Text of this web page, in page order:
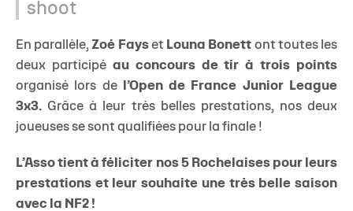
shoot
En parallèle,Zoé Fayset Louna Bonett ont toutes les
deux participé au concours de tir à trois points
organisé lors de
l’Open de France Junior League
3x3. Grâce à leur très belles prestations, nos deux
joueuses se sont qualifiées pour la finale !
L’Asso tient à féliciter nos 5 Rochelaises pour leurs
prestations et leur souhaite une très belle saison
avec la NF2 !